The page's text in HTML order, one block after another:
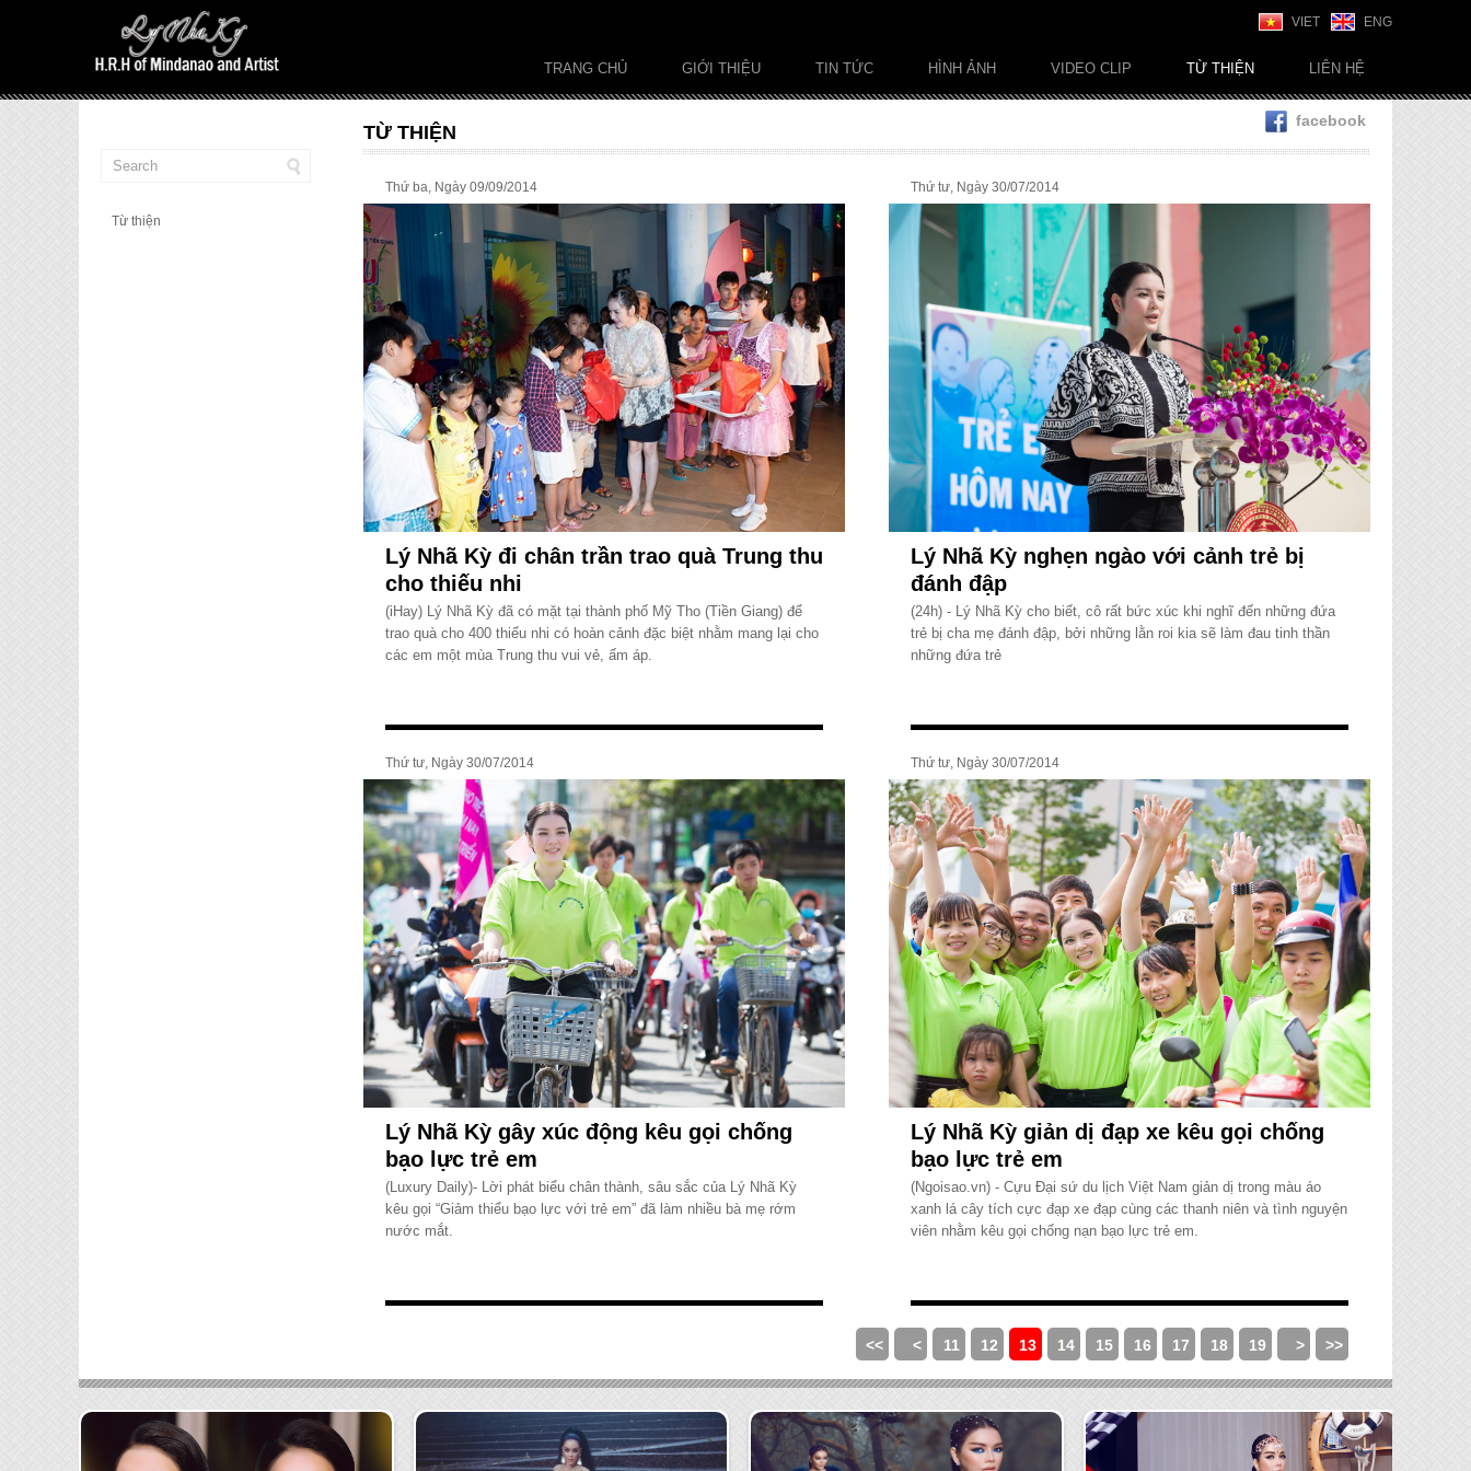
VIET ENG
TRANG CHỦ GIỚI THIỆU TIN TỨC HÌNH ẢNH VIDEO CLIP TỪ THIỆN LIÊN HỆ
facebook
Từ thiện
TỪ THIỆN
Thứ ba, Ngày 09/09/2014
Lý Nhã Kỳ đi chân trần trao quà Trung thu
cho thiếu nhi
(iHay) Lý Nhã Kỳ đã có mặt tại thành phố Mỹ Tho (Tiền Giang) để
trao quà cho 400 thiếu nhi có hoàn cảnh đặc biệt nhằm mang lại cho
các em một mùa Trung thu vui vẻ, ấm áp.
Thứ tư, Ngày 30/07/2014
Lý Nhã Kỳ nghẹn ngào với cảnh trẻ bị
đánh đập
(24h) - Lý Nhã Kỳ cho biết, cô rất bức xúc khi nghĩ đến những đứa
trẻ bị cha mẹ đánh đập, bởi những lằn roi kia sẽ làm đau tinh thần
những đứa trẻ
Thứ tư, Ngày 30/07/2014
Lý Nhã Kỳ gây xúc động kêu gọi chống
bạo lực trẻ em
(Luxury Daily)- Lời phát biểu chân thành, sâu sắc của Lý Nhã Kỳ
kêu gọi “Giảm thiểu bạo lực với trẻ em” đã làm nhiều bà mẹ rớm
nước mắt.
Thứ tư, Ngày 30/07/2014
Lý Nhã Kỳ giản dị đạp xe kêu gọi chống
bạo lực trẻ em
(Ngoisao.vn) - Cựu Đại sứ du lịch Việt Nam giản dị trong màu áo
xanh lá cây tích cực đạp xe đạp cùng các thanh niên và tình nguyện
viên nhằm kêu gọi chống nạn bạo lực trẻ em.
<< < 11 12 13 14 15 16 17 18 19 > >>